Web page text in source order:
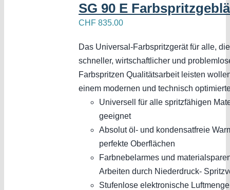
SG 90 E
CHF 835.00
Das Universal-Farbspritzgerät für alle,
schneller, wirtschaftlicher und
Farbspritzen Qualitätsarbeit leisten
einem modernen und technisch
Universell für alle spritzfähigen
geeignet
Absolut öl- und kondensatfreie
perfekte Oberflächen
Farbnebelarmes und
Arbeiten durch Niederdruck-
Stufenlose elektronische